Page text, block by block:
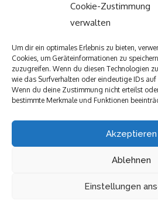
Cookie-Zustimmung
verwalten
Um dir ein optimales Erlebnis zu bieten,
Cookies, um Geräteinformationen zu
zuzugreifen. Wenn du diesen Technologien
wie das Surfverhalten oder eindeutige IDs
Wenn du deine Zustimmung nicht erteilst
bestimmte Merkmale und Funktionen
Akzeptieren
Ablehnen
Einstellungen
Kontakt
Kooperationen
Was ist Jubeki?
Befreundete und tolle
Copyright © All rights